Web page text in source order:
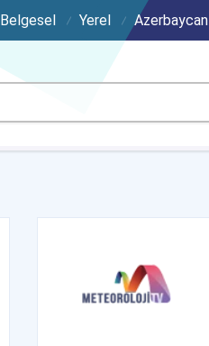
Belgesel Yerel Azerbaycan